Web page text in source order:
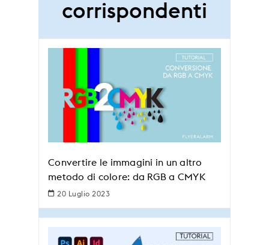
corrispondenti
Convertire le immagini in un altro
metodo di colore: da RGB a CMYK
20 Luglio 2023